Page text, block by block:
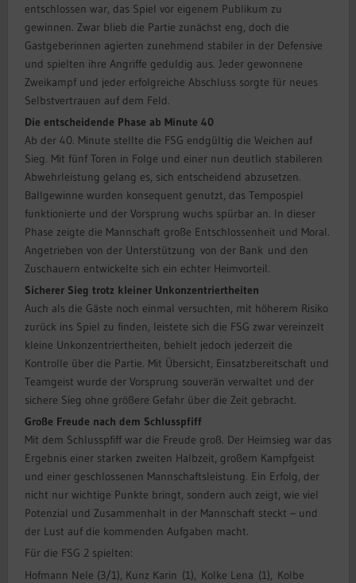
entschlossen war, das Spiel vor eigenem Publikum zu
gewinnen. Zwar blieb die Partie zunächst eng, doch die
Gastgeberinnen agierten zunehmend stabiler in der Defensive
und spielten ihre Angriffe geduldig aus. Jeder gewonnene
Zweikampf und jeder erfolgreiche Abschluss sorgte für neues
Selbstvertrauen auf dem Feld.
Die entscheidende Phase ab Minute 40
Ab der 40. Minute stellte die FSG endgültig die Weichen auf
Sieg. Mit fünf Toren in Folge und einer nun deutlich stabileren
Abwehrleistung gelang es, sich entscheidend abzusetzen.
Ballgewinne wurden konsequent genutzt, das Tempospiel
funktionierte und der Vorsprung wuchs spürbar an. In dieser
Phase zeigte die Mannschaft große Entschlossenheit und Moral.
Angetrieben von der Unterstützung von der Bank und den
Zuschauern entwickelte sich ein echter Heimvorteil.
Sicherer Sieg trotz kleiner Unkonzentriertheiten
Auch als die Gäste noch einmal versuchten, mit höherem Risiko
zurück ins Spiel zu finden, leistete sich die FSG zwar vereinzelt
kleine Unkonzentriertheiten, behielt jedoch jederzeit die
Kontrolle über die Partie. Mit Übersicht, Einsatzbereitschaft und
Teamgeist wurde der Vorsprung souverän verwaltet und der
sichere Sieg ohne größere Gefahr über die Zeit gebracht.
Große Freude nach dem Schlusspfiff
Mit dem Schlusspfiff war die Freude groß. Der Heimsieg war das
Ergebnis einer starken zweiten Halbzeit, großem Kampfgeist
und einer geschlossenen Mannschaftsleistung. Ein Erfolg, der
nicht nur wichtige Punkte bringt, sondern auch zeigt, wie viel
Potenzial und Zusammenhalt in der Mannschaft steckt – und
der Lust auf die kommenden Aufgaben macht.
Für die FSG 2 spielten:
Hofmann Nele (3/1), Kunz Karin (1), Kolke Lena (1), Kolbe